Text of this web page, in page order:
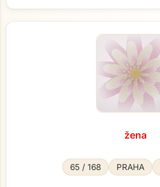
žena
65 / 168 PRAHA